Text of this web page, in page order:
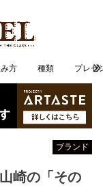
方 種類 プレゼ
ブランド
崎の「その